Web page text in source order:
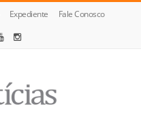
Expediente Fale Conosco